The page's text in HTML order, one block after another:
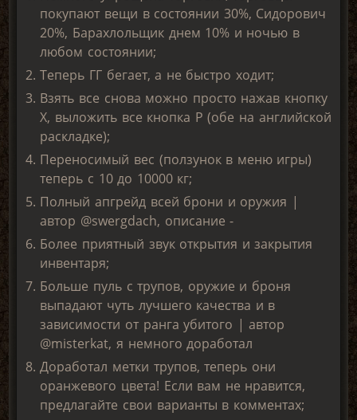
покупают вещи в состоянии 30%, Сидорович
20%, Барахлольщик днем 10% и ночью в
любом состоянии;
Теперь ГГ бегает, а не быстро ходит;
Взять все снова можно просто нажав кнопку
X, выложить все кнопка P (обе на английской
раскладке);
Переносимый вес (ползунок в меню игры)
теперь с 10 до 10000 кг;
Полный апгрейд всей брони и оружия |
автор @swergdach, описание -
Более приятный звук открытия и закрытия
инвентаря;
Больше пуль с трупов, оружие и броня
выпадают чуть лучшего качества и в
зависимости от ранга убитого | автор
@misterkat, я немного доработал
Доработал метки трупов, теперь они
оранжевого цвета! Если вам не нравится,
предлагайте свои варианты в комментах;